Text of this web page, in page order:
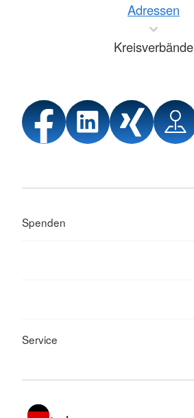
Adressen
Kreisverbände
Spenden
Service
Sprache wechseln zu